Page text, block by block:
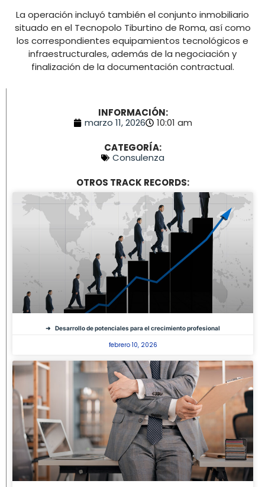
La operación incluyó también el conjunto inmobiliario
situado en el Tecnopolo Tiburtino de Roma, así como
los correspondientes equipamientos tecnológicos e
infraestructurales, además de la negociación y
finalización de la documentación contractual.
INFORMACIÓN:
marzo 11, 2026
10:01 am
CATEGORÍA:
Consulenza
OTROS TRACK RECORDS:
Desarrollo de potenciales para el crecimiento profesional
febrero 10, 2026